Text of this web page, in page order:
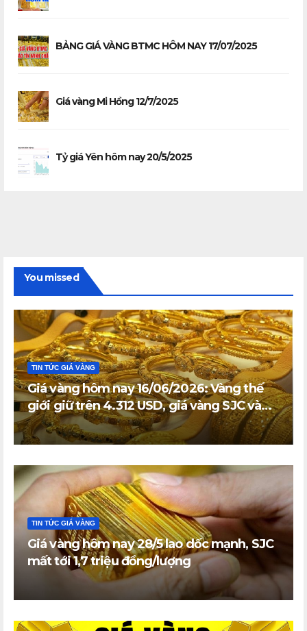
BẢNG GIÁ VÀNG BTMC HÔM NAY 17/07/2025
Giá vàng Mi Hồng 12/7/2025
Tỷ giá Yên hôm nay 20/5/2025
You missed
TIN TỨC GIÁ VÀNG
Giá vàng hôm nay 16/06/2026: Vàng thế
giới giữ trên 4.312 USD, giá vàng SJC và
vàng nhẫn trong nước đi ngang
TIN TỨC GIÁ VÀNG
Giá vàng hôm nay 28/5 lao dốc mạnh, SJC
mất tới 1,7 triệu đồng/lượng